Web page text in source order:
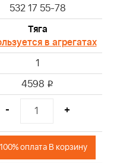
532 17 55-78
Тяга
в агрегатах
1
4598 i
- +
оплата В корзину